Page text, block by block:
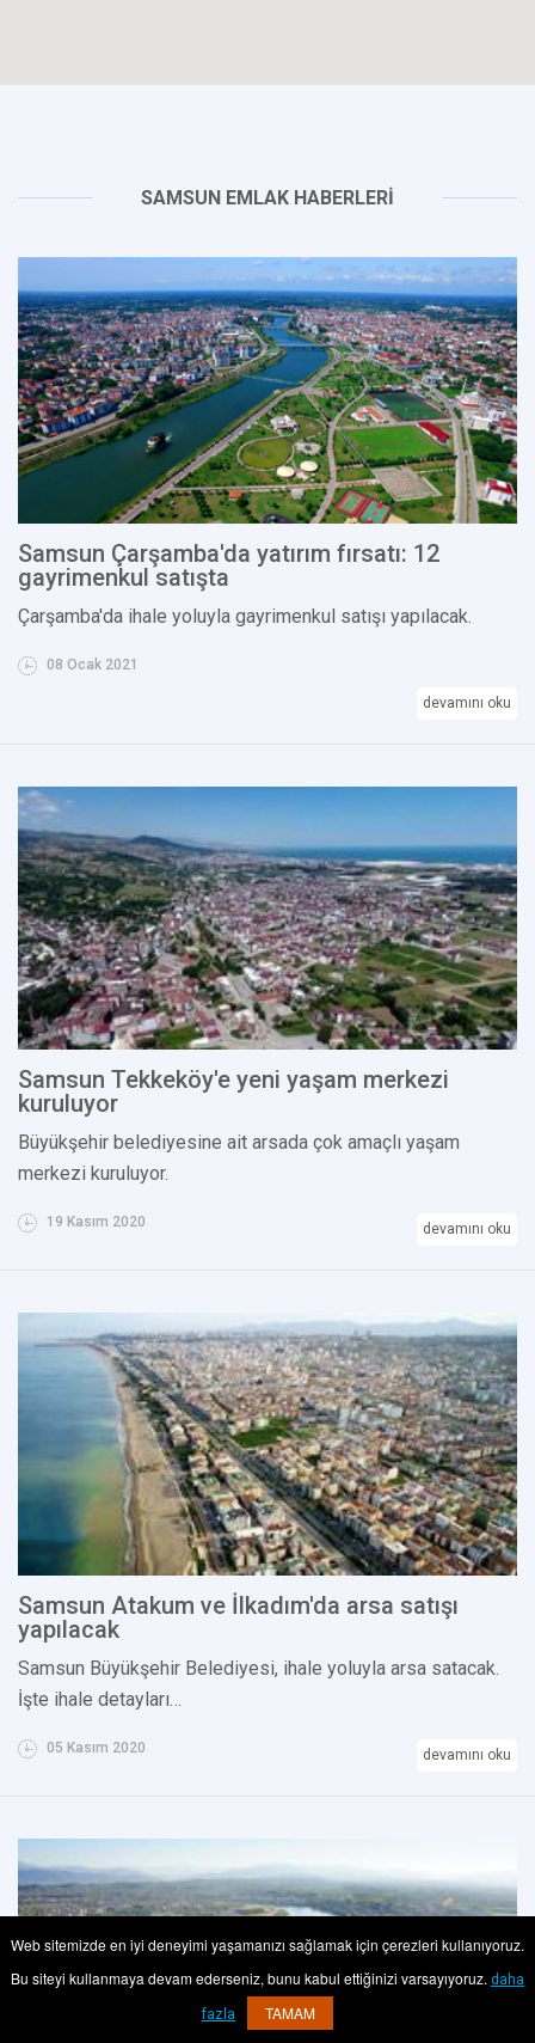
SAMSUN EMLAK HABERLERİ
Samsun Çarşamba'da yatırım fırsatı: 12
gayrimenkul satışta
Çarşamba'da ihale yoluyla gayrimenkul satışı yapılacak.
08 Ocak 2021
devamını oku
Samsun Tekkeköy'e yeni yaşam merkezi
kuruluyor
Büyükşehir belediyesine ait arsada çok amaçlı yaşam
merkezi kuruluyor.
19 Kasım 2020 devamını oku
Samsun Atakum ve İlkadım'da arsa satışı
yapılacak
Samsun Büyükşehir Belediyesi, ihale yoluyla arsa satacak.
İşte ihale detayları…
05 Kasım 2020 devamını oku
Web sitemizde en iyi deneyimi yaşamanızı sağlamak için çerezleri kullanıyoruz.
Bu siteyi kullanmaya devam ederseniz, bunu kabul ettiğinizi varsayıyoruz. daha
fazla TAMAM